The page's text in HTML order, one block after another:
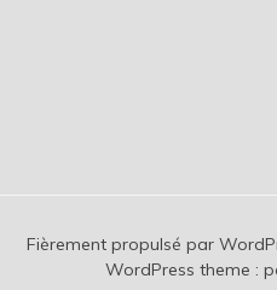
Fièrement propulsé par
WordPress theme :